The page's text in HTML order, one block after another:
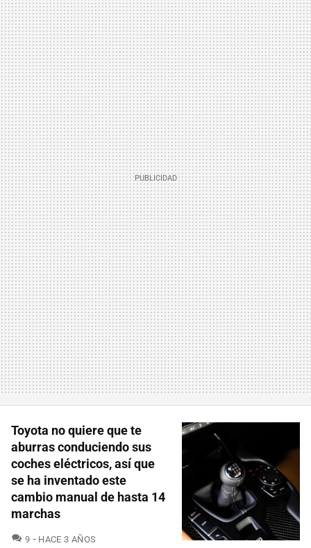
Toyota no quiere que te
aburras conduciendo sus
coches eléctricos, así que
se ha inventado este
cambio manual de hasta 14
marchas
9 COMENTARIOS
HACE 3 AÑOS